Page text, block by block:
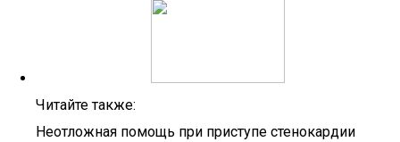
Читайте также:
Неотложная помощь при приступе стенокардии